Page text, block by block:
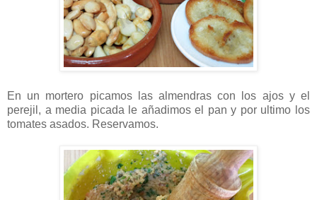
En un mortero picamos las almendras con los ajos y el
perejil, a media picada le añadimos el pan y por ultimo los
tomates asados. Reservamos.